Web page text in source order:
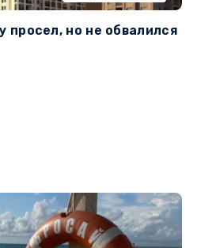
но не обвалился